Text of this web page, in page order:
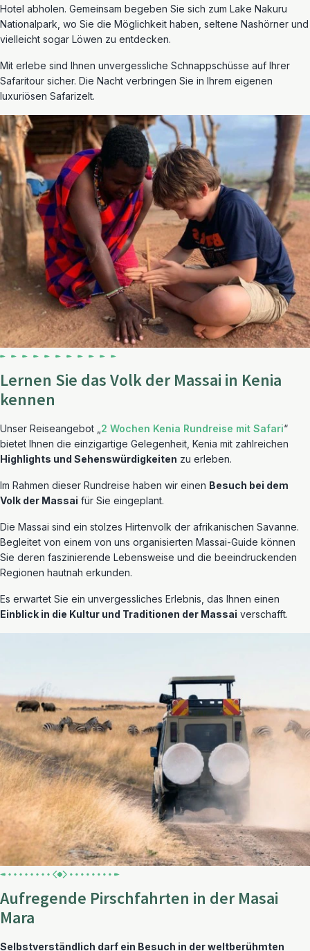
Hotel abholen. Gemeinsam begeben Sie sich zum Lake Nakuru
Nationalpark, wo Sie die Möglichkeit haben, seltene Nashörner und
vielleicht sogar Löwen zu entdecken.
Mit erlebe sind Ihnen unvergessliche Schnappschüsse auf Ihrer
Safaritour sicher. Die Nacht verbringen Sie in Ihrem eigenen
luxuriösen Safarizelt.
Lernen Sie das Volk der Massai in Kenia
kennen
Unser Reiseangebot „ 2 Wochen Kenia Rundreise mit Safari“
bietet Ihnen die einzigartige Gelegenheit, Kenia mit zahlreichen
Highlights und Sehenswürdigkeiten zu erleben.
Im Rahmen dieser Rundreise haben wir einen Besuch bei dem
Volk der Massai für Sie eingeplant.
Die Massai sind ein stolzes Hirtenvolk der afrikanischen Savanne.
Begleitet von einem von uns organisierten Massai-Guide können
Sie deren faszinierende Lebensweise und die beeindruckenden
Regionen hautnah erkunden.
Es erwartet Sie ein unvergessliches Erlebnis, das Ihnen einen
Einblick in die Kultur und Traditionen der Massai verschafft.
Aufregende Pirschfahrten in der Masai
Mara
Selbstverständlich darf ein Besuch in der weltberühmten